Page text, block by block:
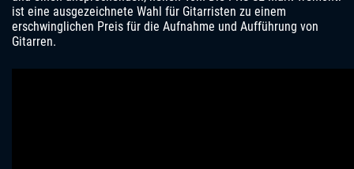
ist eine ausgezeichnete Wahl für Gitarristen zu einem
erschwinglichen Preis für die Aufnahme und Aufführung von
Gitarren.